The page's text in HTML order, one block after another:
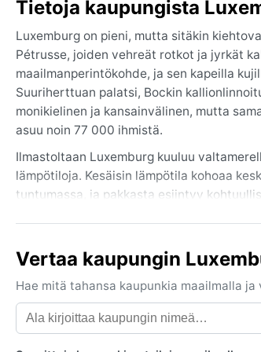
Tietoja kaupungista
Luxemburg on pieni, mutta sitäkin
Pétrusse, joiden vehreät rotkot ja jyrkät
maailmanperintökohde, ja sen kapeilla
Suuriherttuan palatsi, Bockin
monikielinen ja kansainvälinen, mutta
asuu noin 77 000 ihmistä.
Ilmastoltaan Luxemburg kuuluu
lämpötiloja. Kesäisin lämpötila kohoaa
tuntumassa, ja pakkasta esiintyy
Paras aika vierailla sään kannalta on
mukavimmat olosuhteet
jokilaaksoista ja verhoavat vanhan
Hirmumyrskyjä tai monsuuneja ei
Kaikkiaan Luxemburg tarjoaa pehmeän,
Vertaa kaupungin
Hae mitä tahansa kaupunkia maailmalla